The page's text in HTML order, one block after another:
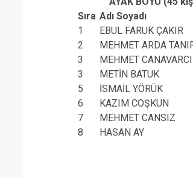
Sıra Adı Soyadı
1
EBUL FARUK ÇAKIR
2
MEHMET ARDA
3
MEHMET CANAVARCI
3
METİN BATUK
5
İSMAİL YÖRÜK
6
KAZIM COŞKUN
7
MEHMET CANSIZ
8
HASAN AY